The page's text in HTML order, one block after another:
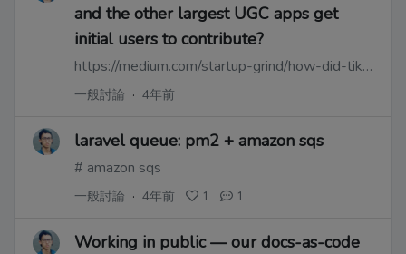
and the other largest UGC apps get
initial users to contribute?
https://medium.com/startup-grind/how-did-tiktok-quora-medium-reddit-and-other-largest-ugc-apps-get-initial-users-to-contribute-f9106a8824ba
一般討論 · 4年前
laravel queue: pm2 + amazon sqs
# amazon sqs
一般討論 · 4年前 1 1
Working in public — our docs-as-code